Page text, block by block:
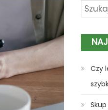
Szukaj:
Czy